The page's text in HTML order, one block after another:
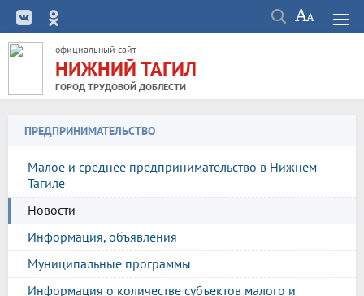
официальный сайт
НИЖНИЙ ТАГИЛ
ГОРОД ТРУДОВОЙ ДОБЛЕСТИ
ПРЕДПРИНИМАТЕЛЬСТВО
Малое и среднее предпринимательство в Нижнем
Тагиле
Новости
Информация, объявления
Муниципальные программы
Информация о количестве субъектов малого и